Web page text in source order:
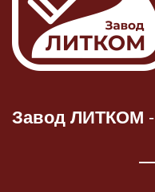
Завод ЛИТКОМ -